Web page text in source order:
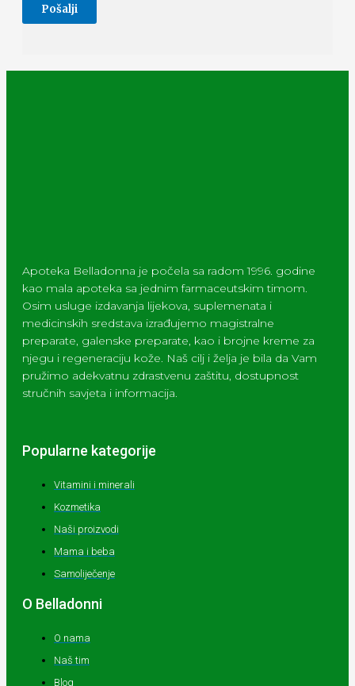
Apoteka Belladonna je počela sa radom 1996. godine
kao mala apoteka sa jednim farmaceutskim timom.
Osim usluge izdavanja lijekova, suplemenata i
medicinskih sredstava izrađujemo magistralne
preparate, galenske preparate, kao i brojne kreme za
njegu i regeneraciju kože. Naš cilj i želja je bila da Vam
pružimo adekvatnu zdrastvenu zaštitu, dostupnost
stručnih savjeta i informacija.
Popularne kategorije
Vitamini i minerali
Kozmetika
Naši proizvodi
Mama i beba
Samoliječenje
O Belladonni
O nama
Naš tim
Blog